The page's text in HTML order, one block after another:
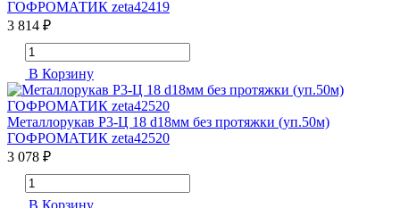
ГОФРОМАТИК zeta42419
3 814 ₽
В Корзину
Металлорукав Р3-Ц 18 d18мм без протяжки (уп.50м)
ГОФРОМАТИК zeta42520
3 078 ₽